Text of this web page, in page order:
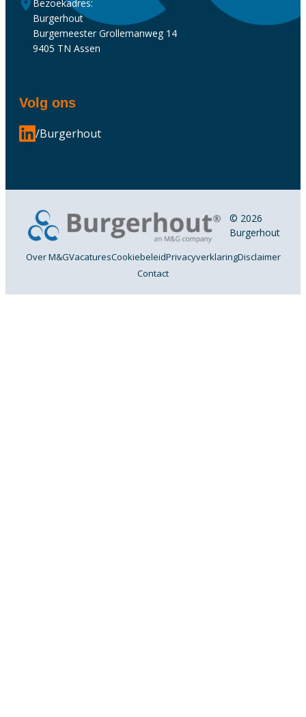
Bezoekadres:
Burgerhout
Burgemeester Grollemanweg 14
9405 TN Assen
Volg ons
/Burgerhout
© 2026
Burgerhout
Over M&GVacaturesCookiebeleidPrivacyverklaringDisclaimer
Contact